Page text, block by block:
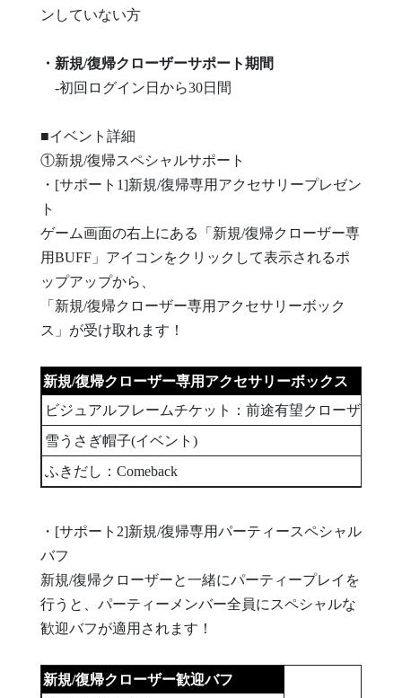
ンしていない方
・新規/復帰クローザーサポート期間
-初回ログイン日から30日間
■イベント詳細
①新規/復帰スペシャルサポート
・[サポート1]新規/復帰専用アクセサリープレゼン
ト
ゲーム画面の右上にある「新規/復帰クローザー専
用BUFF」アイコンをクリックして表示されるポ
ップアップから、
「新規/復帰クローザー専用アクセサリーボック
ス」が受け取れます！
新規/復帰クローザー専用アクセサリーボックス
ビジュアルフレームチケット：前途有望クローザー
雪うさぎ帽子(イベント)
ふきだし：Comeback
・[サポート2]新規/復帰専用パーティースペシャル
バフ
新規/復帰クローザーと一緒にパーティープレイを
行うと、パーティーメンバー全員にスペシャルな
歓迎バフが適用されます！
新規/復帰クローザー歓迎バフ